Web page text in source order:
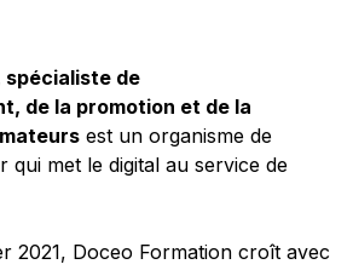
spécialiste de
de la promotion et de la
est un organisme de
qui met le digital au service de
2021, Doceo Formation croît avec